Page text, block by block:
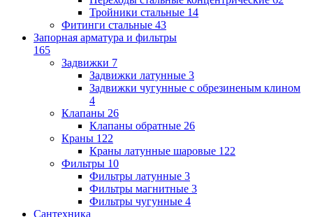
Тройники стальные 14
Фитинги стальные 43
Запорная арматура и фильтры
165
Задвижки 7
Задвижки латунные 3
Задвижки чугунные с обрезиненым клином
4
Клапаны 26
Клапаны обратные 26
Краны 122
Краны латунные шаровые 122
Фильтры 10
Фильтры латунные 3
Фильтры магнитные 3
Фильтры чугунные 4
Сантехника